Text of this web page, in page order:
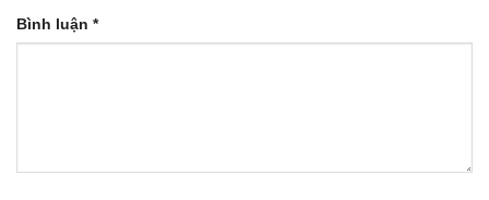
Bình luận *